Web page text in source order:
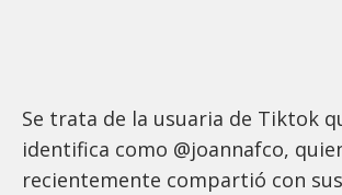
Se trata de la usuaria de Tiktok
identifica como @joannafco,
recientemente compartió con